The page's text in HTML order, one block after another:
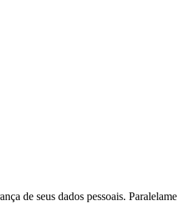
de seus dados pessoais.